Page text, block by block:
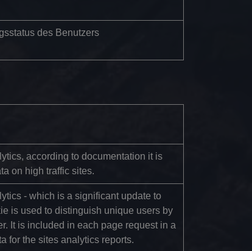
des Benutzers
according to documentation it is
on high traffic sites.
- which is a significant update to
is used to distinguish unique users by
It is included in each page request in a
for the sites analytics reports.